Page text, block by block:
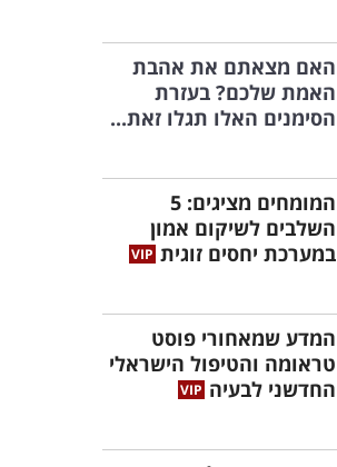
האם מצאתם את אהבת
האמת שלכם? בעזרת
הסימנים האלו תגלו זאת...
המומחים מציגים: 5
השלבים לשיקום אמון
במערכת יחסים זוגית
המדע שמאחורי פוסט
טראומה והטיפול הישראלי
החדשני לבעיה